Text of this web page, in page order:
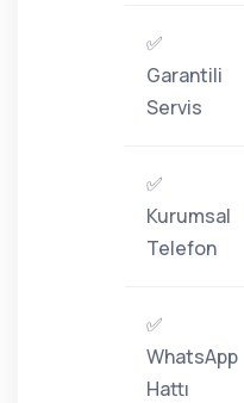
✅
Garantili
Servis
✅
Kurumsal
Telefon
✅
WhatsApp
Hattı